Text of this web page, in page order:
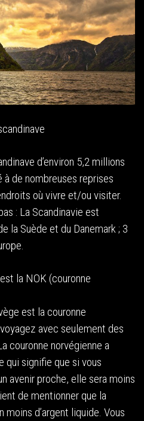
d’environ 5,2 millions
à de nombreuses reprises
où vivre et/ou visiter.
: La Scandinavie est
la Suède et du Danemark ; 3
la NOK (couronne
est la couronne
avec seulement des
couronne norvégienne a
signifie que si vous
avenir proche, elle sera moins
de mentionner que la
d’argent liquide. Vous